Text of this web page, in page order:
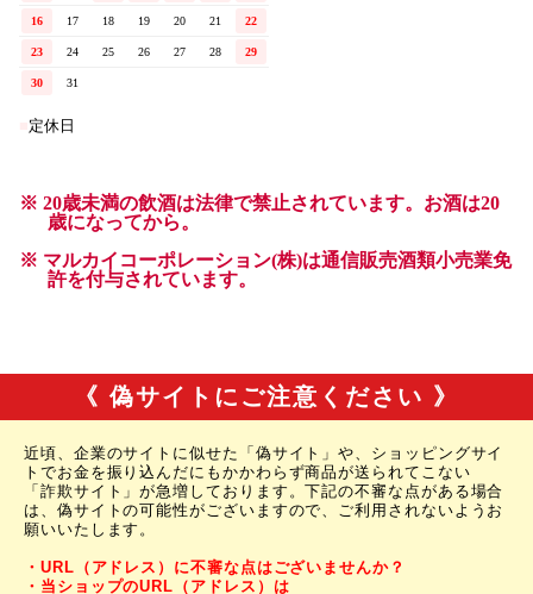
《 偽サイトにご注意ください 》
近頃、企業のサイトに似せた「偽サイト」や、ショッピングサイ
トでお金を振り込んだにもかかわらず商品が送られてこない
「詐欺サイト」が急増しております。下記の不審な点がある場合
は、偽サイトの可能性がございますので、ご利用されないようお
願いいたします。
・URL（アドレス）に不審な点はございませんか？
・当ショップのURL（アドレス）は